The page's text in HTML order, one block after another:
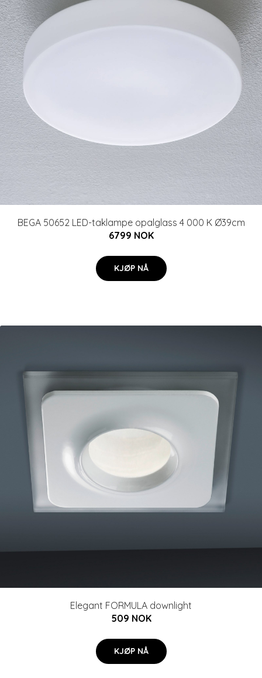
BEGA 50652 LED-taklampe opalglass 4 000 K Ø39cm
6799 NOK
KJØP NÅ
Elegant FORMULA downlight
509 NOK
KJØP NÅ